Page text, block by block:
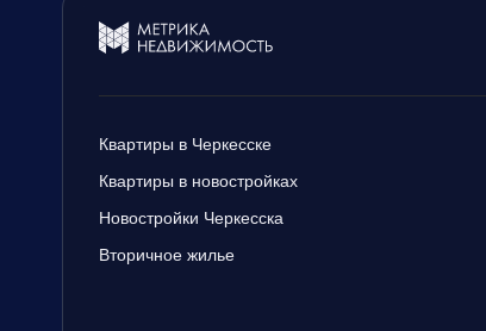
Квартиры в Черкесске
Квартиры в новостройках
Новостройки Черкесска
Вторичное жилье